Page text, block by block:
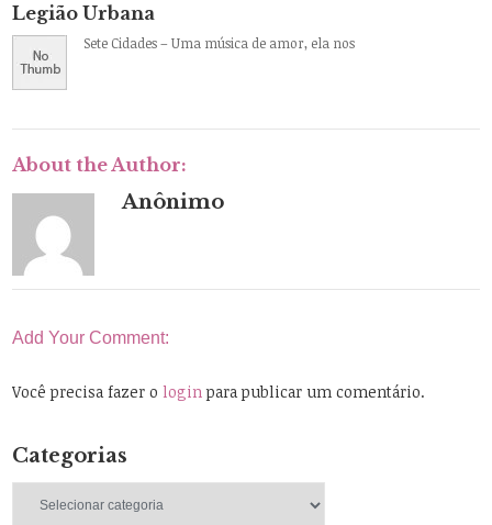
Legião Urbana
Sete Cidades – Uma música de amor, ela nos
About the Author:
Anônimo
Add Your Comment:
Você precisa fazer ologin para publicar um comentário.
Categorias